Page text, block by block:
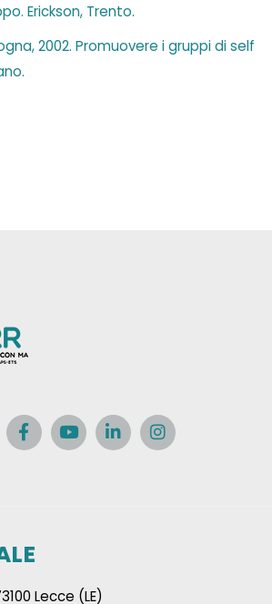
Erickson, Trento.
2002. Promuovere i gruppi di self
Lecce (LE)